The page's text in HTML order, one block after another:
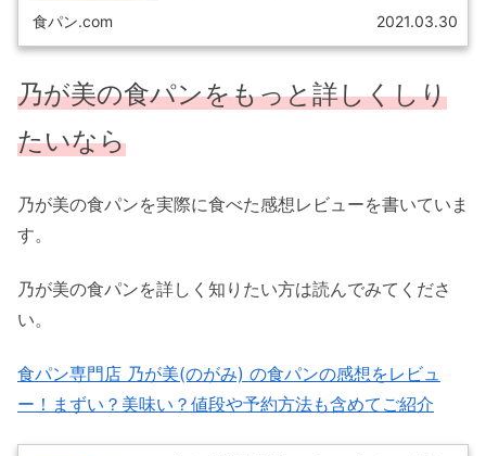
食パン.com 2021.03.30
乃が美の食パンをもっと詳しくしり
たいなら
乃が美の食パンを実際に食べた感想レビューを書いていま
す。
乃が美の食パンを詳しく知りたい方は読んでみてくださ
い。
食パン専門店 乃が美(のがみ) の食パンの感想をレビュ
ー！まずい？美味い？値段や予約方法も含めてご紹介